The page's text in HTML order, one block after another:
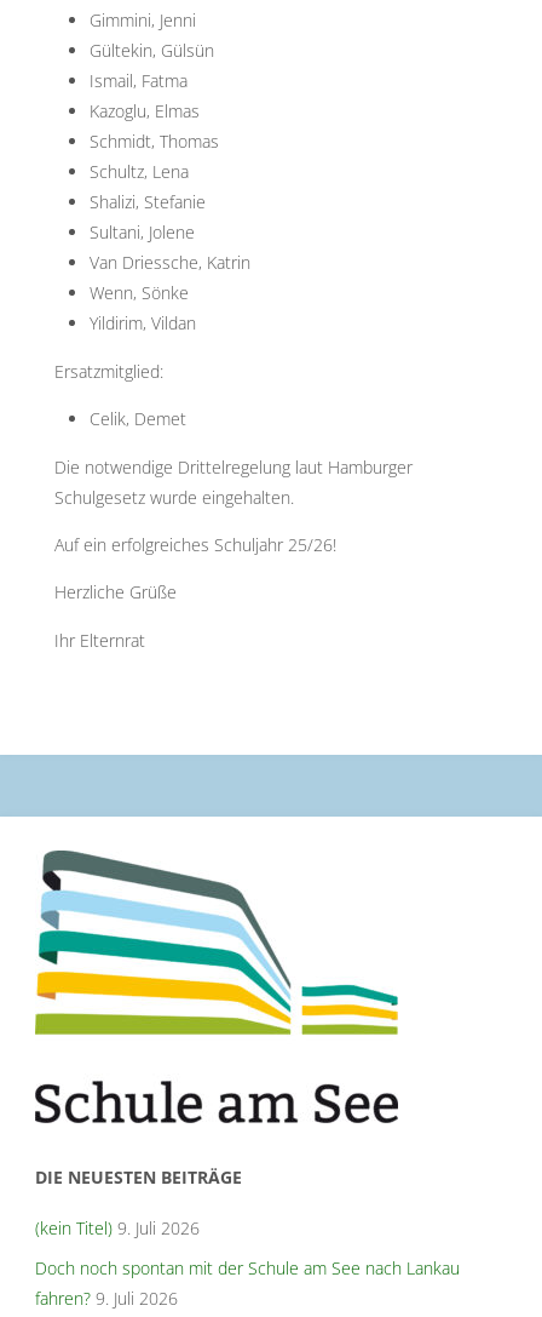
Gimmini, Jenni
Gültekin, Gülsün
Ismail, Fatma
Kazoglu, Elmas
Schmidt, Thomas
Schultz, Lena
Shalizi, Stefanie
Sultani, Jolene
Van Driessche, Katrin
Wenn, Sönke
Yildirim, Vildan
Ersatzmitglied:
Celik, Demet
Die notwendige Drittelregelung laut Hamburger
Schulgesetz wurde eingehalten.
Auf ein erfolgreiches Schuljahr 25/26!
Herzliche Grüße
Ihr Elternrat
DIE NEUESTEN BEITRÄGE
(kein Titel) 9. Juli 2026
Doch noch spontan mit der Schule am See nach Lankau
fahren? 9. Juli 2026